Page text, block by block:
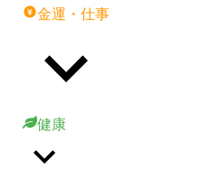
金運・仕事
健康